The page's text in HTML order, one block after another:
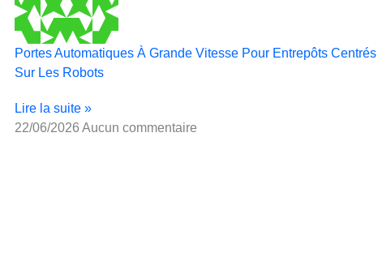
Portes Automatiques À Grande Vitesse Pour Entrepôts Centrés
Sur Les Robots
Lire la suite »
22/06/2026 Aucun commentaire